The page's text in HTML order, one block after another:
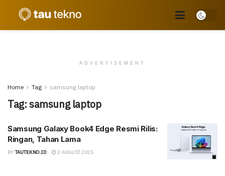
ADVERTISEMENT
Home Tag samsung laptop
Tag:samsung laptop
Samsung Galaxy Book4 Edge Resmi Rilis:
Ringan, Tahan Lama
BY TAUTEKNO.ID 2 AUGUST 2025